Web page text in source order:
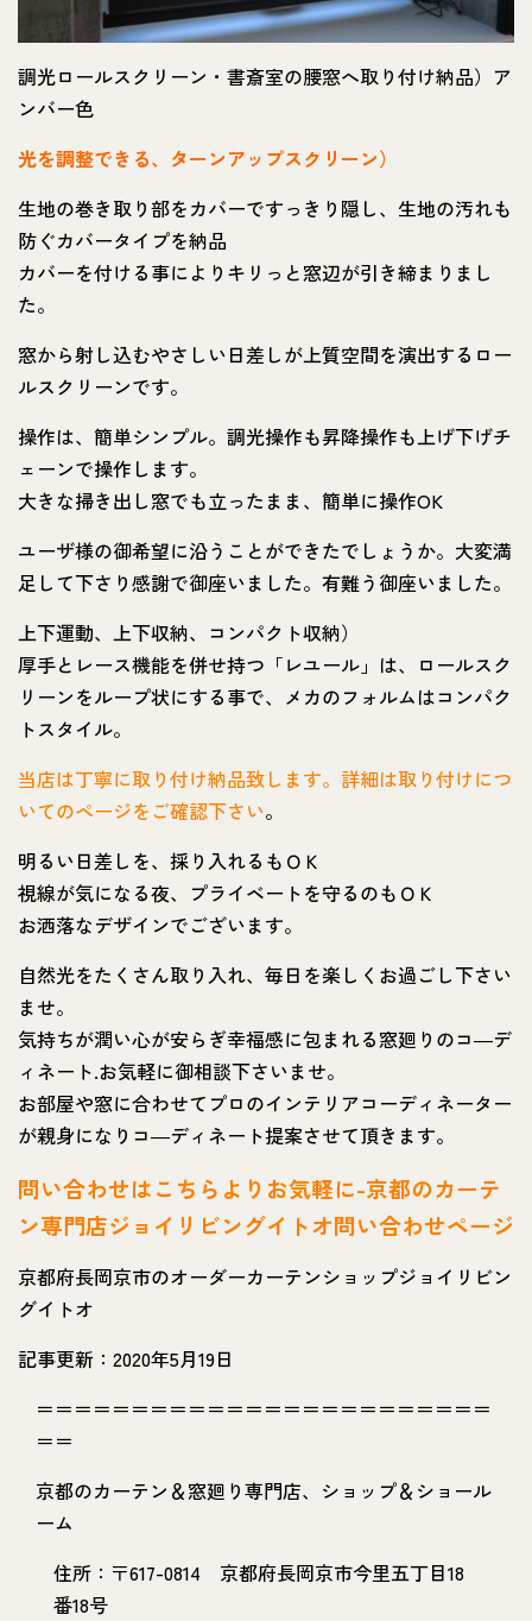
調光ロールスクリーン・書斎室の腰窓へ取り付け納品）ア
ンバー色
光を調整できる、ターンアップスクリーン）
生地の巻き取り部をカバーですっきり隠し、生地の汚れも
防ぐカバータイプを納品
カバーを付ける事によりキリっと窓辺が引き締まりまし
た。
窓から射し込むやさしい日差しが上質空間を演出するロー
ルスクリーンです。
操作は、簡単シンプル。調光操作も昇降操作も上げ下げチ
ェーンで操作します。
大きな掃き出し窓でも立ったまま、簡単に操作OK
ユーザ様の御希望に沿うことができたでしょうか。大変満
足して下さり感謝で御座いました。有難う御座いました。
上下運動、上下収納、コンパクト収納）
厚手とレース機能を併せ持つ「レユール」は、ロールスク
リーンをループ状にする事で、メカのフォルムはコンパク
トスタイル。
当店は丁寧に取り付け納品致します。詳細は取り付けにつ
いてのページをご確認下さい。
明るい日差しを、採り入れるもＯＫ
視線が気になる夜、プライベートを守るのもＯＫ
お洒落なデザインでございます。
自然光をたくさん取り入れ、毎日を楽しくお過ごし下さい
ませ。
気持ちが潤い心が安らぎ幸福感に包まれる窓廻りのコ―デ
ィネート.お気軽に御相談下さいませ。
お部屋や窓に合わせてプロのインテリアコーディネーター
が親身になりコ―ディネート提案させて頂きます。
問い合わせはこちらよりお気軽に-京都のカーテ
ン専門店ジョイリビングイトオ問い合わせページ
京都府長岡京市のオーダーカーテンショップジョイリビン
グイトオ
記事更新：2020年5月19日
＝＝＝＝＝＝＝＝＝＝＝＝＝＝＝＝＝＝＝＝＝＝＝＝
＝＝
京都のカーテン＆窓廻り専門店、ショップ＆ショール
ーム
住所：〒617-0814 京都府長岡京市今里五丁目18
番18号